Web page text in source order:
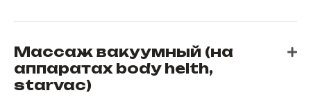
Массаж вакуумный (на
аппаратах body helth,
starvac)